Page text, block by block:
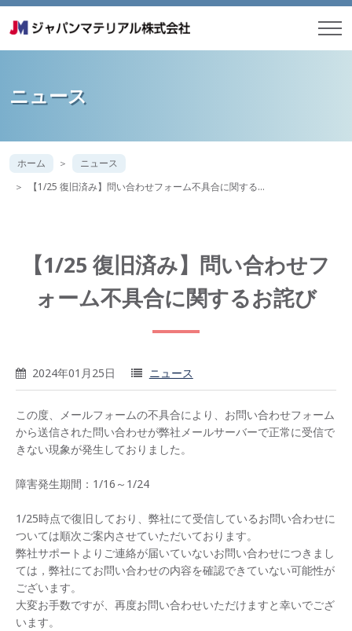
ニュース
ホーム
ニュース
【1/25 復旧済み】問い合わせフォーム不具合に関する…
【1/25 復旧済み】問い合わせフ
ォーム不具合に関するお詫び
2024年01月25日 ニュース
この度、メールフォームの不具合により、お問い合わせフォーム
から送信された問い合わせが弊社メールサーバーで正常に受信で
きない現象が発生しておりました。
障害発生期間：1/16～1/24
1/25時点で復旧しており、弊社にて受信しているお問い合わせに
ついては順次ご案内させていただいております。
弊社サポートよりご連絡が届いていないお問い合わせにつきまし
ては，弊社にてお問い合わせの内容を確認できていない可能性が
ございます。
大変お手数ですが、再度お問い合わせいただけますと幸いでござ
います。